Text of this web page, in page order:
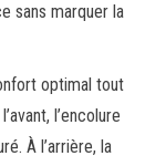
sans marquer la
optimal tout
l’encolure
À l’arrière, la